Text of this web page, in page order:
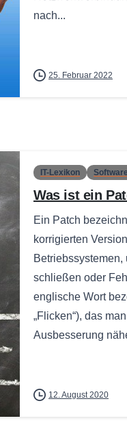
nach...
25. Februar 2022
IT-Lexikon Software
Was ist ein
Ein Patch
korrigierten
schließen oder
englische Wort
„Flicken“), das
Ausbesserung
12. August 2020